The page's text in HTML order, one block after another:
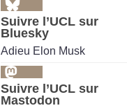
Suivre l’UCL sur
Bluesky
Adieu Elon Musk
Suivre l’UCL sur
Mastodon